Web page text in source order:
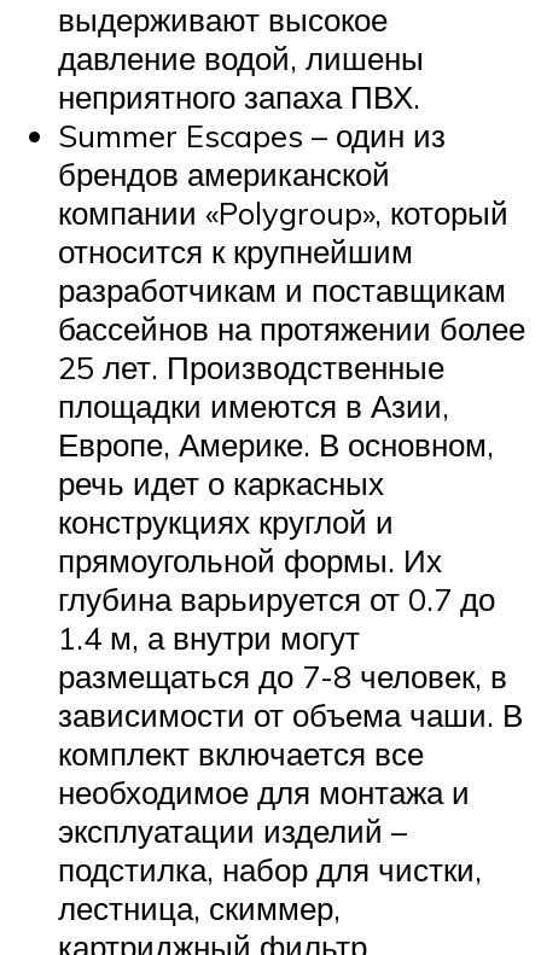
выдерживают высокое
давление водой, лишены
неприятного запаха ПВХ.
Summer Escapes – один из
брендов американской
компании «Polygroup», который
относится к крупнейшим
разработчикам и поставщикам
бассейнов на протяжении более
25 лет. Производственные
площадки имеются в Азии,
Европе, Америке. В основном,
речь идет о каркасных
конструкциях круглой и
прямоугольной формы. Их
глубина варьируется от 0.7 до
1.4 м, а внутри могут
размещаться до 7-8 человек, в
зависимости от объема чаши. В
комплект включается все
необходимое для монтажа и
эксплуатации изделий –
подстилка, набор для чистки,
лестница, скиммер,
картриджный фильтр.